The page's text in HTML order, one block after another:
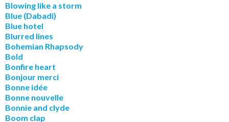
Blowing like a storm
Blue (Dabadi)
Blue hotel
Blurred lines
Bohemian Rhapsody
Bold
Bonfire heart
Bonjour merci
Bonne idée
Bonne nouvelle
Bonnie and clyde
Boom clap